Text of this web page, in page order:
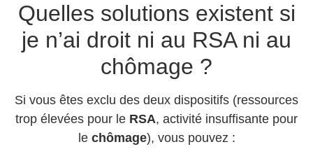
Quelles solutions existent si
je n’ai droit ni au RSA ni au
chômage ?
Si vous êtes exclu des deux dispositifs (ressources
trop élevées pour le RSA, activité insuffisante pour
le chômage), vous pouvez :